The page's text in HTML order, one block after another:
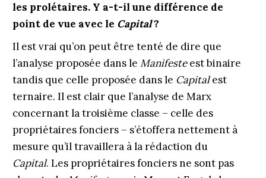
les prolétaires. Y a-t-il une différence de
point de vue avec le Capital?
Il est vrai qu’on peut être tenté de dire que
l’analyse proposée dans le Manifesteest binaire
tandis que celle proposée dans le Capitalest
ternaire. Il est clair que l’analyse de Marx
concernant la troisième classe – celle des
propriétaires fonciers – s’étoffera nettement à
mesure qu’il travaillera à la rédaction du
Capital. Les propriétaires fonciers ne sont pas